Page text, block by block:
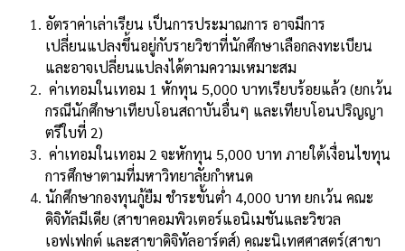
อัตราค่าเล่าเรียน เป็นการประมาณการ อาจมีการ
เปลี่ยนแปลงขึ้นอยู่กับรายวิชาที่นักศึกษาเลือกลงทะเบียน
และอาจเปลี่ยนแปลงได้ตามความเหมาะสม
ค่าเทอมในเทอม 1 หักทุน 5,000 บาทเรียบร้อยแล้ว (ยกเว้น
กรณีนักศึกษาเทียบโอนสถาบันอื่นๆ และเทียบโอนปริญญา
ตรีใบที่ 2)
ค่าเทอมในเทอม 2 จะหักทุน 5,000 บาท ภายใต้เงื่อนไขทุน
การศึกษาตามที่มหาวิทยาลัยกำหนด
นักศึกษากองทุนกู้ยืม ชำระขั้นต่ำ 4,000 บาท ยกเว้น คณะ
ดิจิทัลมีเดีย (สาขาคอมพิวเตอร์แอนิเมชันและวิชวล
เอฟเฟกต์ และสาขาดิจิทัลอาร์ตส์) คณะนิเทศศาสตร์(สาขา